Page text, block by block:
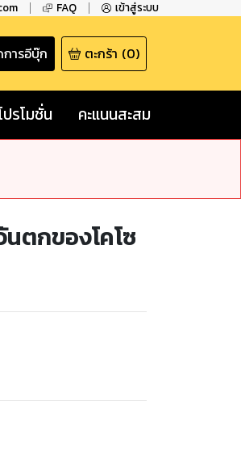
FAQ เข้าสู่ระบบ
ารอีบุ๊ก ตะกร้า (0)
ปรโมชั่น คะแนนสะสม
ตกของโคโซ